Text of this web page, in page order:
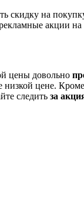
скидку на
акции на
цены довольно
низкой цене. Кроме
следить за